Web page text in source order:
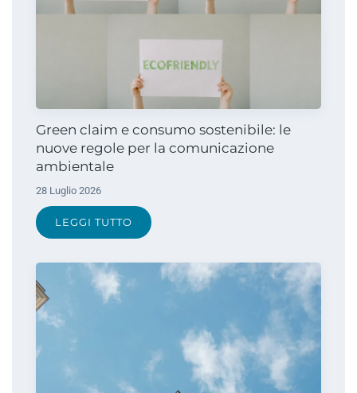
Green claim e consumo sostenibile: le
nuove regole per la comunicazione
ambientale
28 Luglio 2026
LEGGI TUTTO